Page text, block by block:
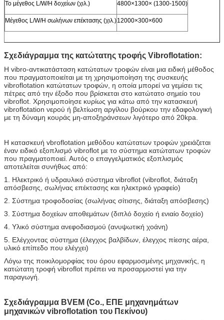
Το μέγεθος L/W/H δοχείων (χιλ.) 4800×1300× (1300-1500)
Μέγεθος L/W/H σωλήνων επέκτασης (χιλ.)12000×300×600
Σχεδιάγραμμα της κατώτατης τροφής Vibroflotation:
Η vibro-αντικατάσταση κατώτατων τροφών είναι μια ειδική μέθοδος
που πραγματοποιείται με τη χρησιμοποίηση της συσκευής
vibroflotation κατώτατων τροφών, η οποία μπορεί να γεμίσει τις
πέτρες από την έξοδο που βρίσκεται στο κατώτατο σημείο του
vibroflot. Χρησιμοποίησε κυρίως για κάτω από την κατασκευή
vibroflotation νερού ή βελτίωση αργίλου βούρκου την εδαφολογική
με τη δύναμη κουράς μη-αποξηράνσεων λιγότερο από 20kpa.
Η κατασκευή vbroflotation μεθόδου κατώτατων τροφών χρειάζεται
έναν ειδικό εξοπλισμό vibroflot με το σύστημα κατώτατων τροφών
που πραγματοποιεί. Αυτός ο επαγγελματικός εξοπλισμός
αποτελείται συνήθως από:
1. Ηλεκτρικό ή υδραυλικό σύστημα vibroflot (vibroflot, διάταξη
απόσβεσης, σωλήνας επέκτασης και ηλεκτρικό γραφείο)
2. Σύστημα τροφοδοσίας (σωλήνας σίτισης, διάταξη απόσβεσης)
3. Σύστημα δοχείων αποθεμάτων (διπλό δοχείο ή ενιαίο δοχείο)
4. Υλικό σύστημα ανεφοδιασμού (ανυψωτική χοάνη)
5. Ελέγχοντας σύστημα (έλεγχος βαλβίδων, έλεγχος πίεσης αέρα,
υλικό επίπεδο που ελέγχει)
Λόγω της ποικιλομορφίας του όρου εφαρμοσμένης μηχανικής, η
κατώτατη τροφή vibroflot πρέπει να προσαρμοστεί για την
παραγωγή.
Σχεδιάγραμμα BVEM (Co., ΕΠΕ μηχανημάτων
μηχανικών vibroflotation του Πεκίνου)